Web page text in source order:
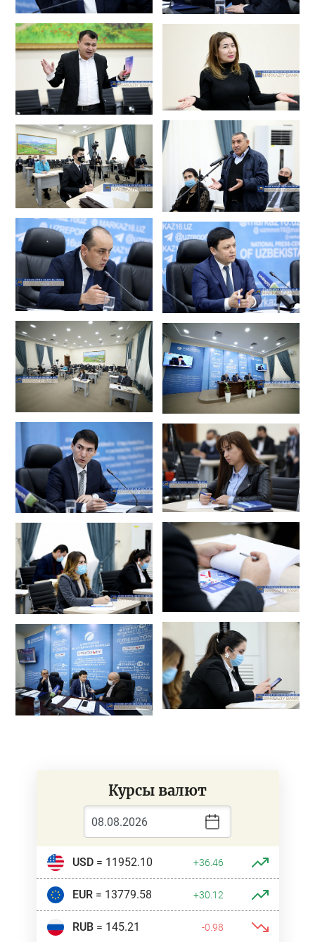
Курсы валют
USD= 11952.10 +36.46
EUR= 13779.58 +30.12
RUB= 145.21 -0.98